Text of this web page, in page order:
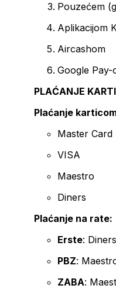
Pouzećem
Aplikacijom
Aircashom
Google Pay-
PLAĆANJE
Plaćanje
Master Card
VISA
Maestro
Diners
Plaćanje na rate:
Erste:
PBZ:
ZABA: